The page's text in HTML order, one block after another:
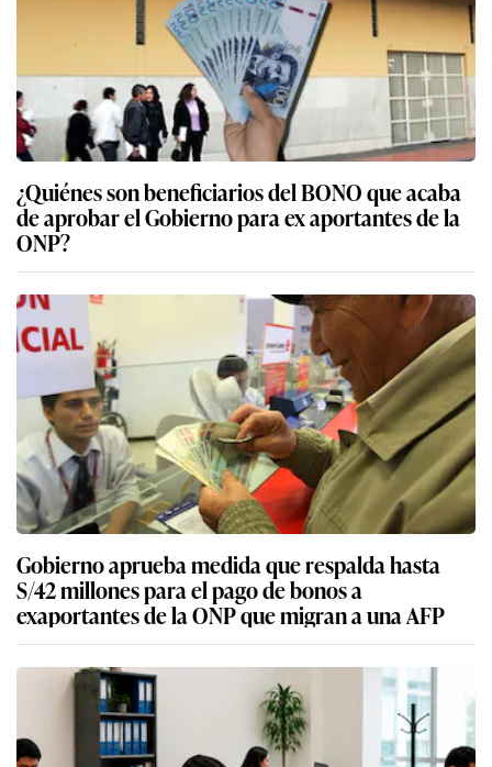
¿Quiénes son beneficiarios del BONO que acaba
de aprobar el Gobierno para ex aportantes de la
ONP?
Gobierno aprueba medida que respalda hasta
S/42 millones para el pago de bonos a
exaportantes de la ONP que migran a una AFP